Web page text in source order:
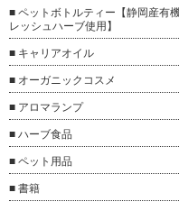
■ ペットボトルティー【静岡産有
レッシュハーブ使用】
■ キャリアオイル
■ オーガニックコスメ
■ アロマランプ
■ ハーブ食品
■ ペット用品
■ 書籍